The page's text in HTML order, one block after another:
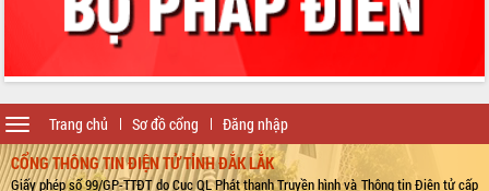
Trang chủ Sơ đồ cổng Đăng nhập
Toggle
navigation
CỔNG THÔNG TIN ĐIỆN TỬ TỈNH ĐẮK LẮK
Giấy phép số 99/GP-TTĐT do Cục QL Phát thanh Truyền hình và Thông tin Điện tử cấp